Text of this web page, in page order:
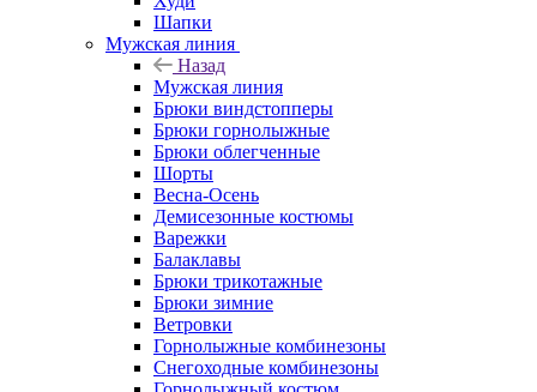
Шапки
Мужская линия
Назад
Мужская линия
Брюки виндстопперы
Брюки горнолыжные
Брюки облегченные
Шорты
Весна-Осень
Демисезонные костюмы
Варежки
Балаклавы
Брюки трикотажные
Брюки зимние
Ветровки
Горнолыжные комбинезоны
Снегоходные комбинезоны